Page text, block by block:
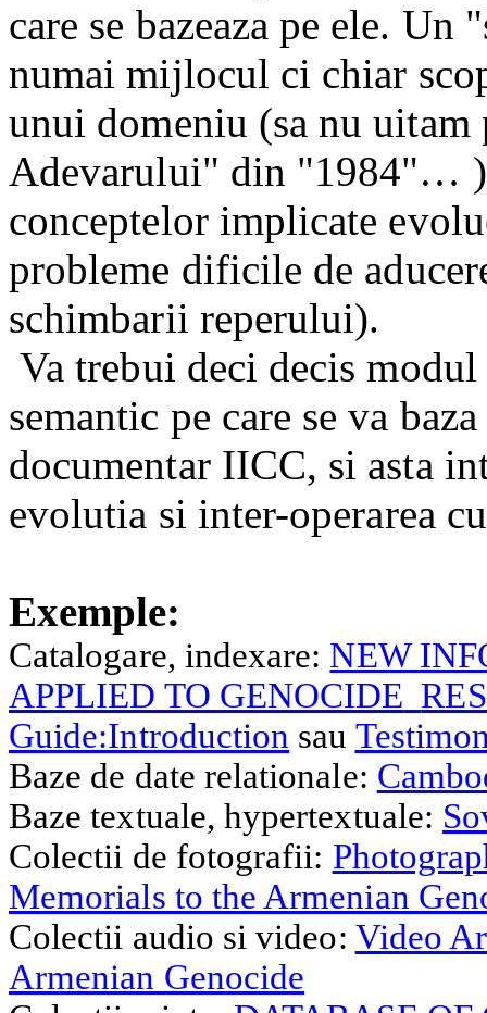
care se bazeaza pe ele. Un
numai mijlocul ci chiar
unui domeniu (sa nu
Adevarului" din "1984"…
conceptelor implicate
probleme dificile de
schimbarii reperului).
Va trebui deci decis
semantic pe care se va
documentar IICC, si asta
evolutia si inter-operarea
Exemple:
Catalogare, indexare: NEW
APPLIED TO GENOCIDE
Guide:Introduction sau
Baze de date relationale:
Baze textuale, hypertextuale:
Colectii de fotografii:
Memorials to the Armenian
Colectii audio si video: Video
Armenian Genocide